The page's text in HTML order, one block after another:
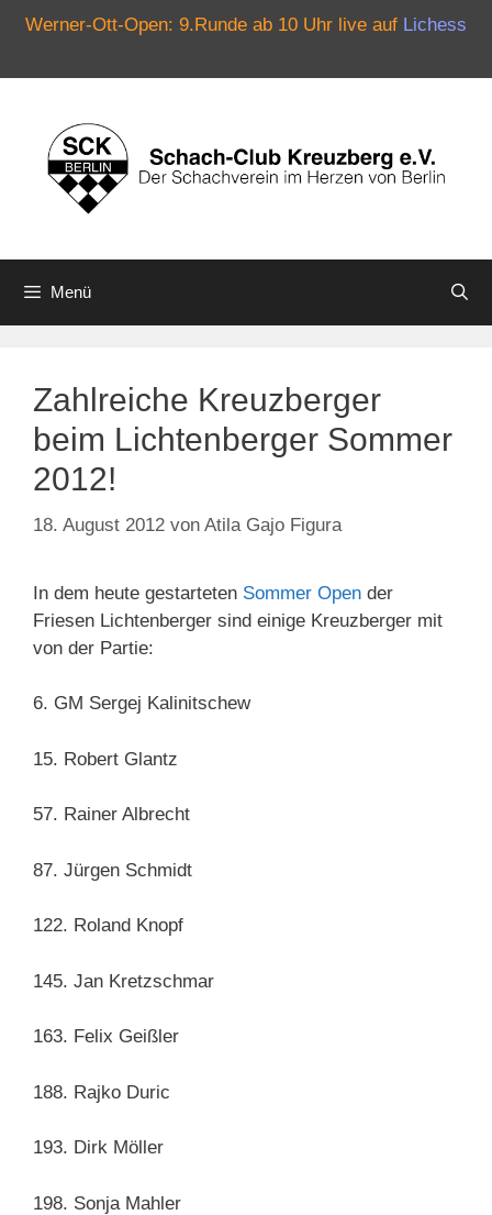
Werner-Ott-Open: 9.Runde ab 10 Uhr live auf Lichess
springen
Menü
Zahlreiche Kreuzberger
beim Lichtenberger Sommer
2012!
18. August 2012 von Atila Gajo Figura
In dem heute gestarteten Sommer Open der
Friesen Lichtenberger sind einige Kreuzberger mit
von der Partie:
6. GM Sergej Kalinitschew
15. Robert Glantz
57. Rainer Albrecht
87. Jürgen Schmidt
122. Roland Knopf
145. Jan Kretzschmar
163. Felix Geißler
188. Rajko Duric
193. Dirk Möller
198. Sonja Mahler